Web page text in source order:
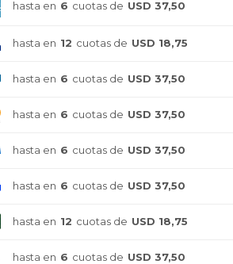
hasta en 6 cuotas de USD 37,50
hasta en 12 cuotas de USD 18,75
hasta en 6 cuotas de USD 37,50
hasta en 6 cuotas de USD 37,50
hasta en 6 cuotas de USD 37,50
hasta en 6 cuotas de USD 37,50
hasta en 12 cuotas de USD 18,75
hasta en 6 cuotas de USD 37,50